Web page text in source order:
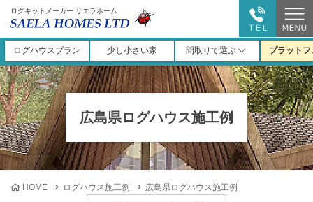
ログキットメーカー サエラホーム
ログハウスプラン 少し小さい家 間取りで選ぶ プラット
広島県ログハウス施工例
HOME ログハウス施工例 広島県ログハウス施工例